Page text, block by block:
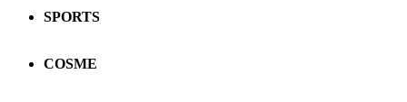
SPORTS
COSME